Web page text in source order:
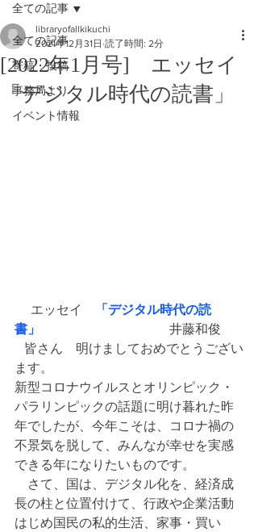
全ての記事
寄稿・投稿
事務局より
イベント情報
全ての記事
[2022年1月号] エッセイ
「デジタル時代の読書」
libraryofallkikuchi
2021年12月31日 読了時間: 2分
     エッセイ
「デジタル時代の読
書」
井藤和俊
ます。
新型コロナウイルスとオリンピック・
パラリンピックの話題に明け暮れた昨
年でしたが、今年こそは、コロナ禍の
不景気を脱して、みんなが幸せを実感
できる年になりたいものです。
さて、国は、デジタル化を、経済成
長の柱と位置付けて、行政や企業活動
はじめ国民の私的生活、家事・買い